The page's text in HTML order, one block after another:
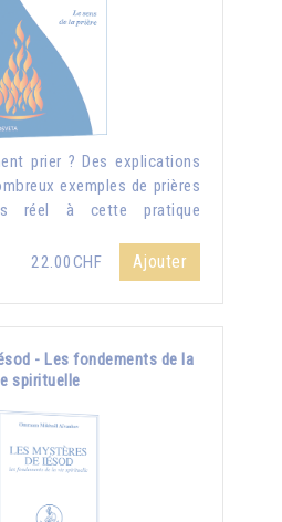
prier ? Des explications
exemples de prières
réel à cette pratique
22.00CHF
Ajouter
- Les fondements de la
spirituelle